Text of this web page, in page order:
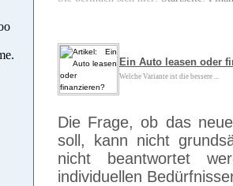
Ein Auto leasen oder
Welche Variante ist die bessere ...
Die Frage, ob das
soll, kann nicht
nicht beantwortet
individuellen